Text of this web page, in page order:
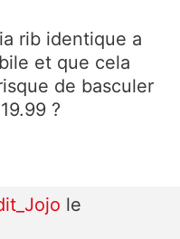
rib identique a
et que cela
de basculer
?
le